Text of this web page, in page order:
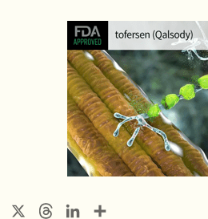
WhatsApp ThreadsLinkedIn